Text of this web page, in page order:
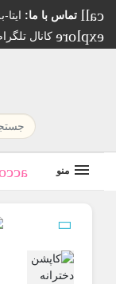
تماس با ما: 02144438097 -- 09197306916 ایتا-بله
کانال تلگرام chat